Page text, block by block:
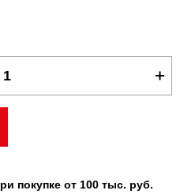
покупке от 100 тыс. руб.